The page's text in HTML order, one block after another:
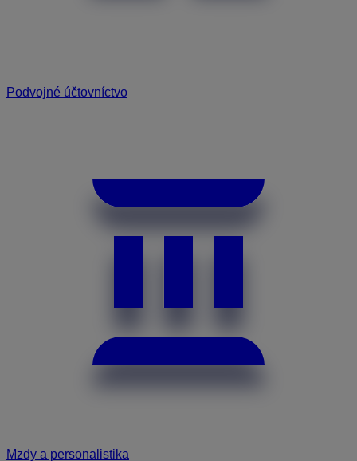
Podvojné účtovníctvo
Mzdy a personalistika